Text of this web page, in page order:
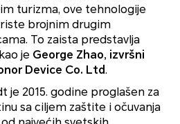
turizma, ove tehnologije
brojnim drugim
To zaista predstavlja
je George Zhao, izvršni
Device Co. Ltd.
je 2015. godine proglašen za
sa ciljem zaštite i očuvanja